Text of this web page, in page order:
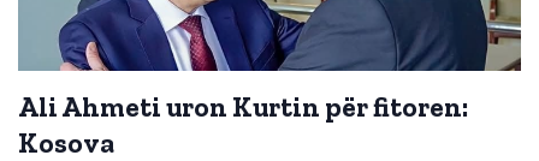
Ali Ahmeti uron Kurtin për fitoren:
Kosova